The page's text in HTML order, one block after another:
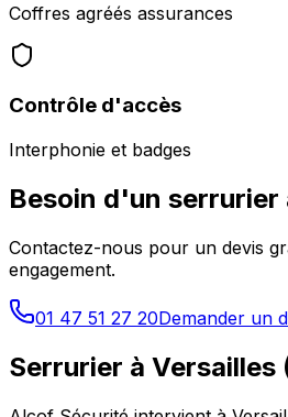
Coffres agréés assurances
Contrôle d'accès
Interphonie et badges
Besoin d'un serrurier
Contactez-nous pour un devis
engagement.
01 47 51 27 20Demander un
Serrurier à Versailles